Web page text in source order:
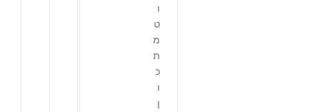
ו
ט
מ
ת
כ
ו
ן